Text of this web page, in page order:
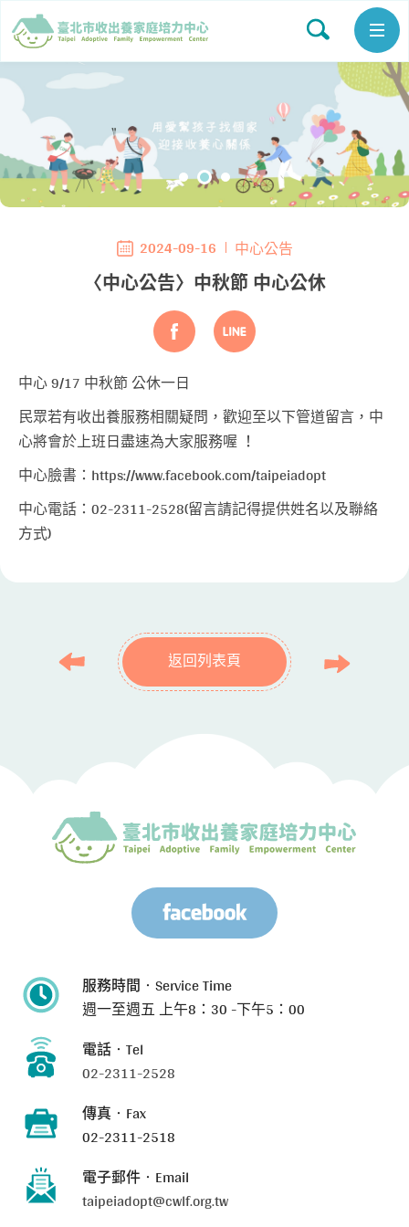
2024-09-16 中心公告
〈中心公告〉中秋節 中心公休
中心 9/17 中秋節 公休一日
民眾若有收出養服務相關疑問，歡迎至以下管道留言，中
心將會於上班日盡速為大家服務喔 ！
中心臉書： https://www.facebook.com/taipeiadopt
中心電話：02-2311-2528(留言請記得提供姓名以及聯絡
方式)
返回列表頁
服務時間‧Service Time
週一至週五上午8：30 -下午5：00
電話‧Tel
02-2311-2528
傳真‧Fax
02-2311-2518
電子郵件‧Email
taipeiadopt@cwlf.org.tw